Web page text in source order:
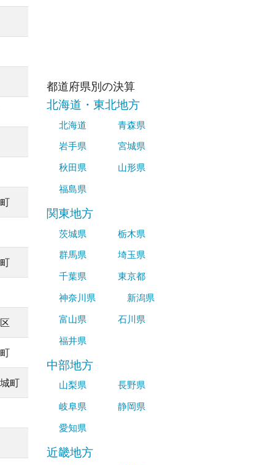
町
都道府県別の決算
北海道・東北地方
北海道
青森県
岩手県
宮城県
秋田県
山形県
福島県
関東地方
茨城県
栃木県
群馬県
埼玉県
千葉県
東京都
神奈川県
新潟県
富山県
石川県
福井県
中部地方
山梨県
長野県
岐阜県
静岡県
愛知県
近畿地方